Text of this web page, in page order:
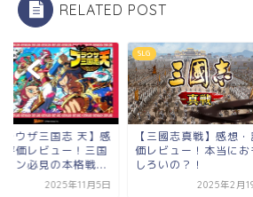
RELATED POST
ラウザ三国志 天】感
評価レビュー！三国
ァン必見の本格戦...
2025年11月5日
SLG
【三國志真戦】感想・
価レビュー！本当にお
しろいの？！
2025年2月